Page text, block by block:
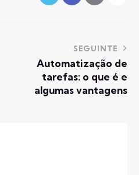
SEGUINTE
Automatização de
tarefas: o que é e
algumas vantagens